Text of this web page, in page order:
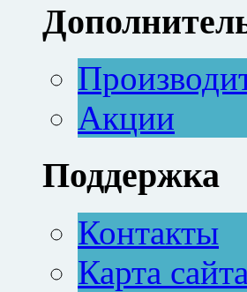
Акции
Поддержка
Контакты
Карта сайта